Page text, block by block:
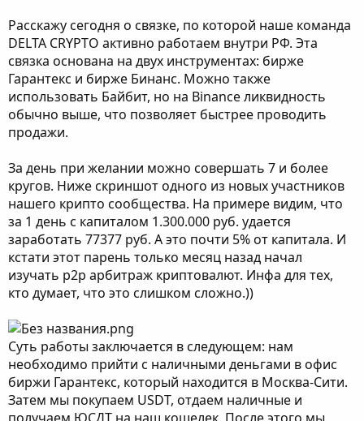
Расскажу сегодня о связке, по которой наше команда
DELTA CRYPTO активно работаем внутри РФ. Эта
связка основана на двух инструментах: бирже
Гарантекс и бирже Бинанс. Можно также
использовать Байбит, но на Binance ликвидность
обычно выше, что позволяет быстрее проводить
продажи.
За день при желании можно совершать 7 и более
кругов. Ниже скриншот одного из новых участников
нашего крипто сообщества. На примере видим, что
за 1 день с капиталом 1.300.000 руб. удается
заработать 77377 руб. А это почти 5% от капитала. И
кстати этот парень только месяц назад начал
изучать p2p арбитраж криптовалют. Инфа для тех,
кто думает, что это слишком сложно.))
Суть работы заключается в следующем: нам
необходимо прийти с наличными деньгами в офис
биржи Гарантекс, который находится в Москва-Сити.
Затем мы покупаем USDT, отдаем наличные и